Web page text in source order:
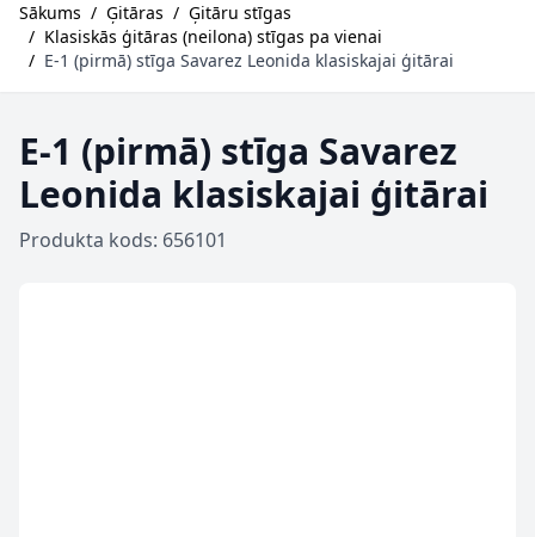
Sākums / Ģitāras / Ģitāru stīgas
/ Klasiskās ģitāras (neilona) stīgas pa vienai
/ E-1 (pirmā) stīga Savarez Leonida klasiskajai ģitārai
E-1 (pirmā) stīga Savarez
Leonida klasiskajai ģitārai
Produkta kods: 656101